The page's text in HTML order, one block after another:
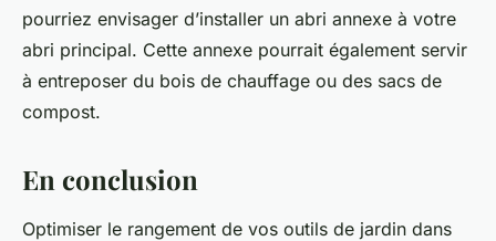
pourriez envisager d’installer un abri annexe à votre
abri principal. Cette annexe pourrait également servir
à entreposer du bois de chauffage ou des sacs de
compost.
En conclusion
Optimiser le rangement de vos outils de jardin dans